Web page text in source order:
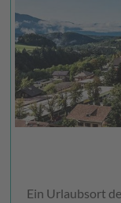
Ein Urlaubsort